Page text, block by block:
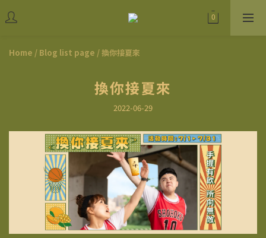
Home / Blog list page /換你接夏來
換你接夏來
2022-06-29